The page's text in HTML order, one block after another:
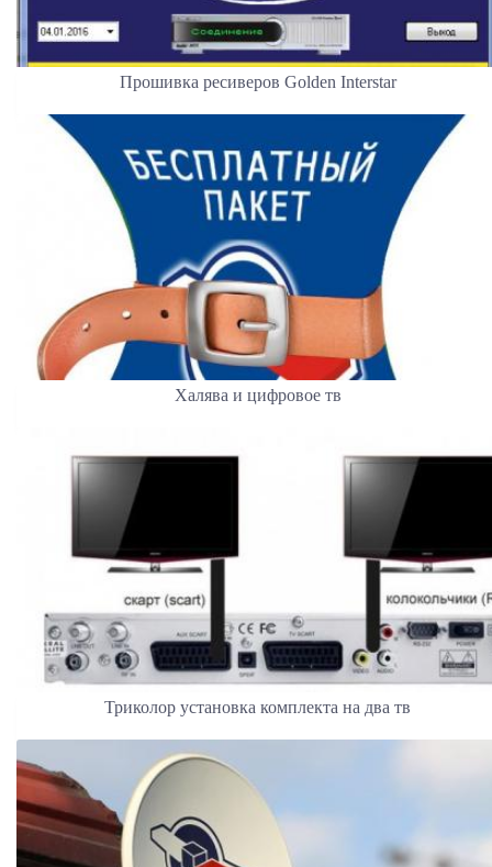
Прошивка ресиверов Golden Interstar
Халява и цифровое тв
Триколор установка комплекта на два тв